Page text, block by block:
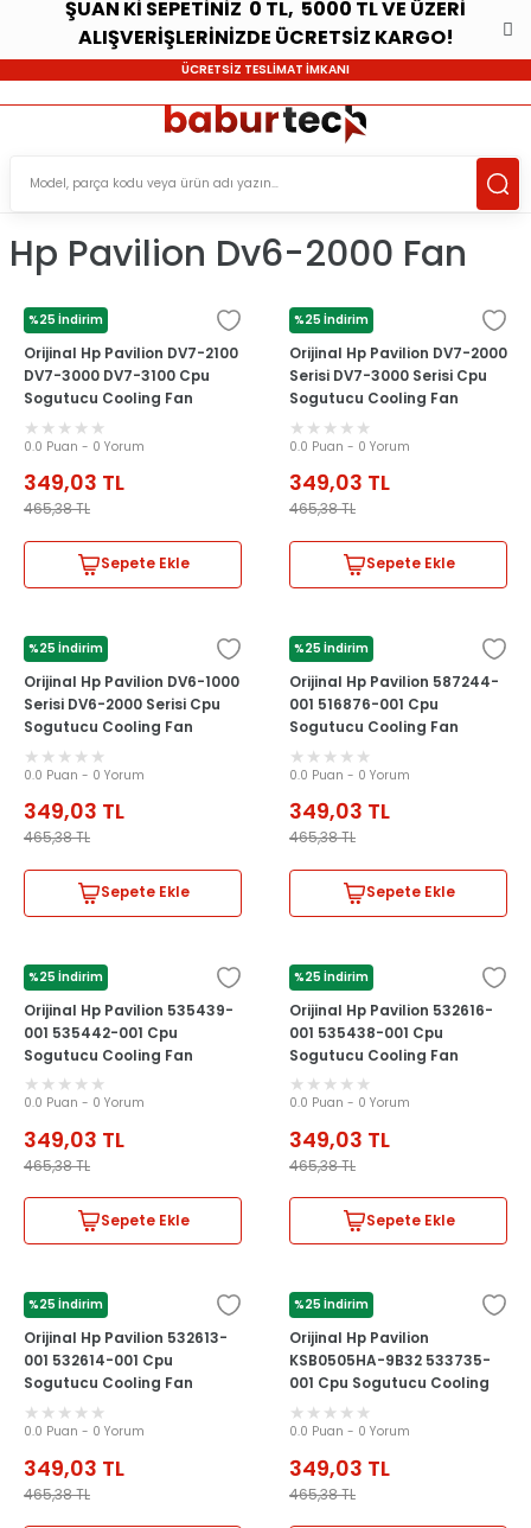
ŞUAN Kİ SEPETİNİZ 0 TL, 5000 TL VE ÜZERİ
ALIŞVERİŞLERİNİZDE ÜCRETSİZ KARGO!
ÜCRETSİZ TESLİMAT İMKANI
Hp Pavilion Dv6-2000 Fan
%25 İndirim
HP
Orijinal Hp Pavilion DV7-2100
DV7-3000 DV7-3100 Cpu
Sogutucu Cooling Fan
0.0 Puan - 0 Yorum
349,03 TL
465,38TL
Sepete Ekle
%25 İndirim
HP
Orijinal Hp Pavilion DV7-2000
Serisi DV7-3000 Serisi Cpu
Sogutucu Cooling Fan
0.0 Puan - 0 Yorum
349,03 TL
465,38TL
Sepete Ekle
%25 İndirim
HP
Orijinal Hp Pavilion DV6-1000
Serisi DV6-2000 Serisi Cpu
Sogutucu Cooling Fan
0.0 Puan - 0 Yorum
349,03 TL
465,38TL
Sepete Ekle
%25 İndirim
HP
Orijinal Hp Pavilion 587244-
001 516876-001 Cpu
Sogutucu Cooling Fan
0.0 Puan - 0 Yorum
349,03 TL
465,38TL
Sepete Ekle
%25 İndirim
HP
Orijinal Hp Pavilion 535439-
001 535442-001 Cpu
Sogutucu Cooling Fan
0.0 Puan - 0 Yorum
349,03 TL
465,38TL
Sepete Ekle
%25 İndirim
HP
Orijinal Hp Pavilion 532616-
001 535438-001 Cpu
Sogutucu Cooling Fan
0.0 Puan - 0 Yorum
349,03 TL
465,38TL
Sepete Ekle
%25 İndirim
HP
Orijinal Hp Pavilion 532613-
001 532614-001 Cpu
Sogutucu Cooling Fan
0.0 Puan - 0 Yorum
349,03 TL
465,38TL
%25 İndirim
HP
Orijinal Hp Pavilion
KSB0505HA-9B32 533735-
001 Cpu Sogutucu Cooling
Fan
0.0 Puan - 0 Yorum
349,03 TL
465,38TL